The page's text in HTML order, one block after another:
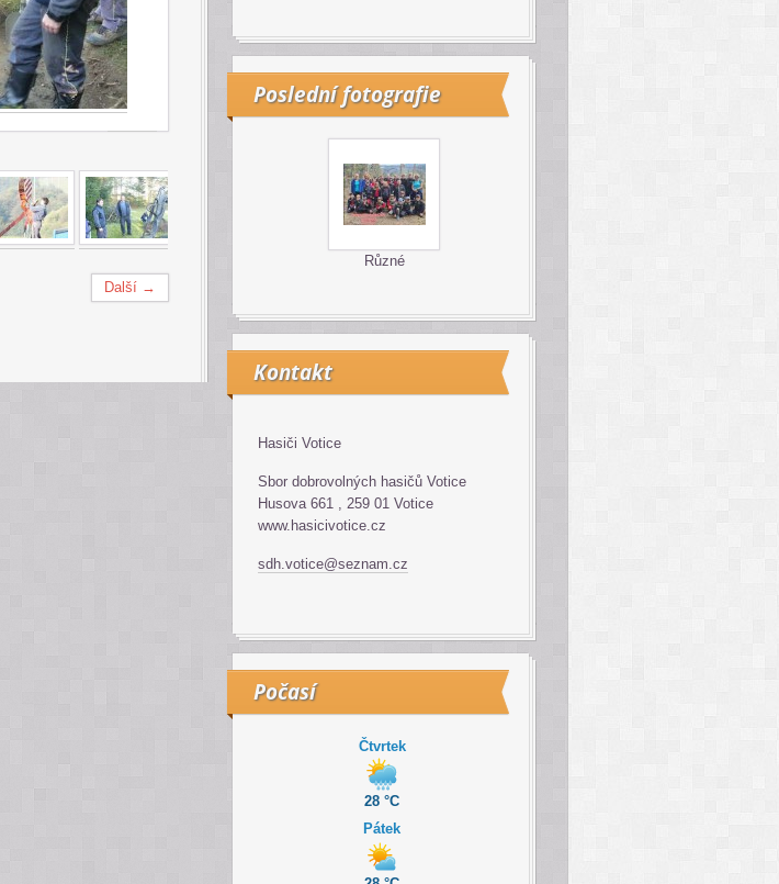
Další →
Poslední fotografie
Různé
Kontakt
Hasiči Votice
Sbor dobrovolných hasičů Votice
Husova 661 , 259 01 Votice
www.hasicivotice.cz
sdh.votice@seznam.cz
Počasí
Čtvrtek
28 °C
Pátek